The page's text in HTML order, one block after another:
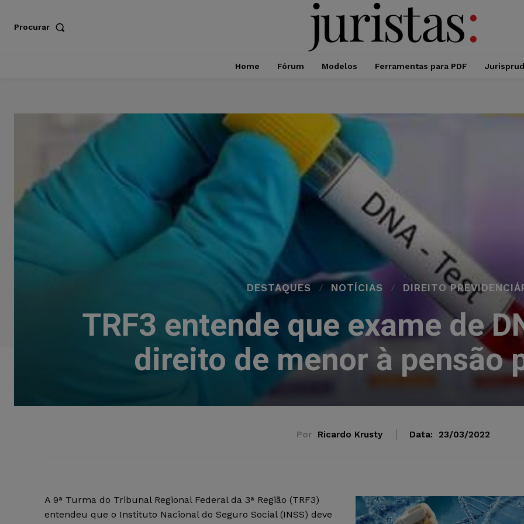
Procurar
Home Fórum Modelos Ferramentas para PDF
DESTAQUES NOTÍCIAS DIREITO
TRF3 entende que exame de
direito de menor à pensão
Por Ricardo Krusty Data: 23/03/2022
A 9ª Turma do Tribunal Regional Federal da 3ª Região (TRF3)
entendeu que o Instituto Nacional do Seguro Social (INSS) deve